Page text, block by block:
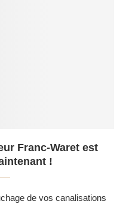
Franc-Waret est
!
de vos canalisations